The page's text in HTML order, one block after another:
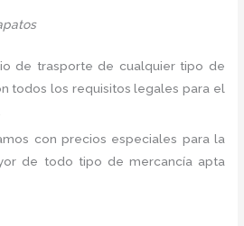
de trasporte de cualquier tipo de
todos los requisitos legales para el
con precios especiales para la
de todo tipo de mercancía apta